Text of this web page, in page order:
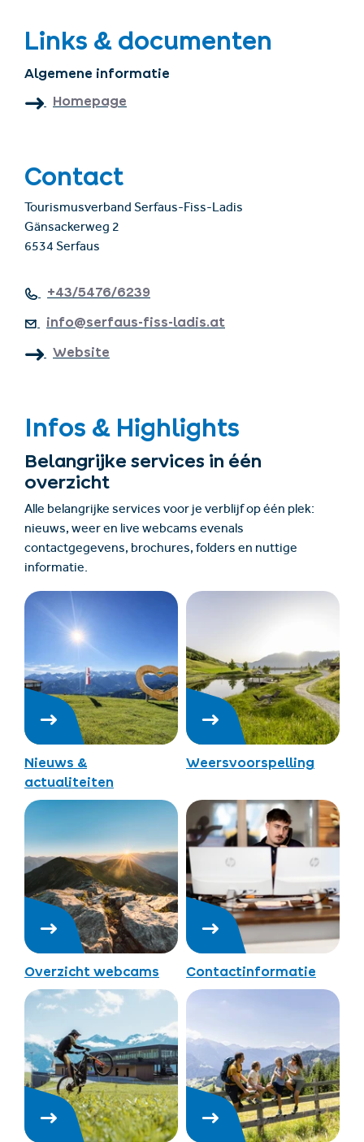
Links & documenten
Algemene informatie
Homepage
Contact
Tourismusverband Serfaus-Fiss-Ladis
Gänsackerweg 2
6534 Serfaus
+43/5476/6239
info@serfaus-fiss-ladis.at
Website
Infos & Highlights
Belangrijke services in één
overzicht
Alle belangrijke services voor je verblijf op één plek:
nieuws, weer en live webcams evenals
contactgegevens, brochures, folders en nuttige
informatie.
Nieuws &
actualiteiten
Weersvoorspelling
Overzicht webcams Contactinformatie